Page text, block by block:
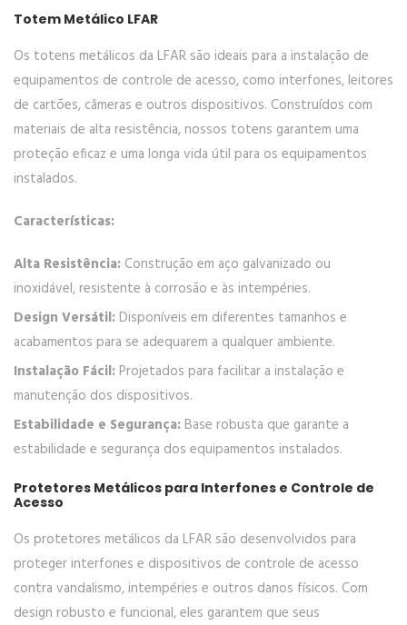
Totem Metálico LFAR
Os totens metálicos da LFAR são ideais para a instalação de
equipamentos de controle de acesso, como interfones, leitores
de cartões, câmeras e outros dispositivos. Construídos com
materiais de alta resistência, nossos totens garantem uma
proteção eficaz e uma longa vida útil para os equipamentos
instalados.
Características:
Alta Resistência: Construção em aço galvanizado ou
inoxidável, resistente à corrosão e às intempéries.
Design Versátil: Disponíveis em diferentes tamanhos e
acabamentos para se adequarem a qualquer ambiente.
Instalação Fácil: Projetados para facilitar a instalação e
manutenção dos dispositivos.
Estabilidade e Segurança: Base robusta que garante a
estabilidade e segurança dos equipamentos instalados.
Protetores Metálicos para Interfones e Controle de
Acesso
Os protetores metálicos da LFAR são desenvolvidos para
proteger interfones e dispositivos de controle de acesso
contra vandalismo, intempéries e outros danos físicos. Com
design robusto e funcional, eles garantem que seus